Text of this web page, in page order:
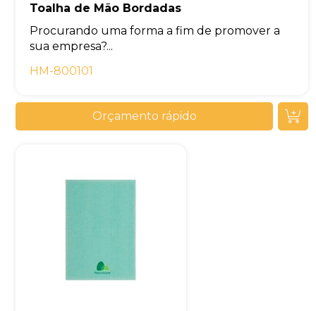
Toalha de Mão Bordadas
Procurando uma forma a fim de promover a
sua empresa?...
HM-800101
Orçamento rápido